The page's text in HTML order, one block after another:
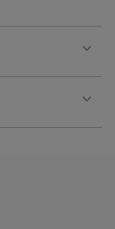
or
or